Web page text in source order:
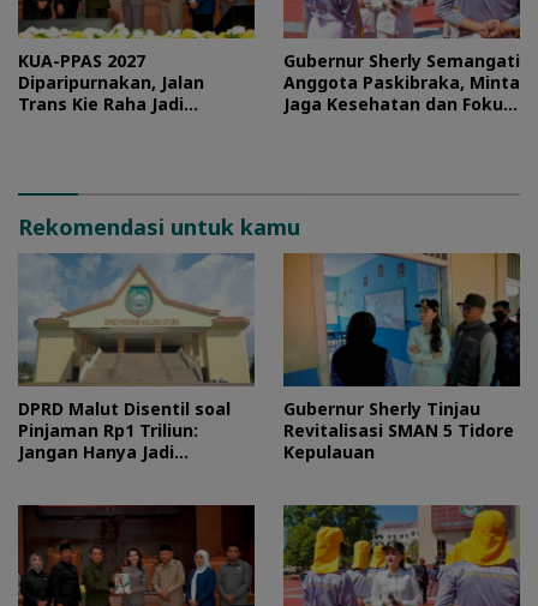
KUA-PPAS 2027
Diparipurnakan, Jalan
Trans Kie Raha Jadi
Gubernur Sherly Semangati
Anggota Paskibraka, Minta
Jaga Kesehatan dan Fokus
Rekomendasi untuk kamu
DPRD Malut Disentil soal
Pinjaman Rp1 Triliun:
Jangan Hanya Jadi
Gubernur Sherly Tinjau
Revitalisasi SMAN 5 Tidore
Kepulauan